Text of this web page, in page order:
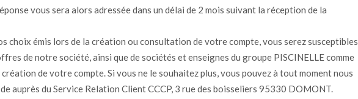
vous sera alors adressée dans un délai de 2 mois suivant la réception de la
choix émis lors de la création ou consultation de votre compte, vous serez susceptibles
de notre société, ainsi que de sociétés et enseignes du groupe PISCINELLE comme
de votre compte. Si vous ne le souhaitez plus, vous pouvez à tout moment nous
auprès du Service Relation Client CCCP, 3 rue des boisseliers 95330 DOMONT.